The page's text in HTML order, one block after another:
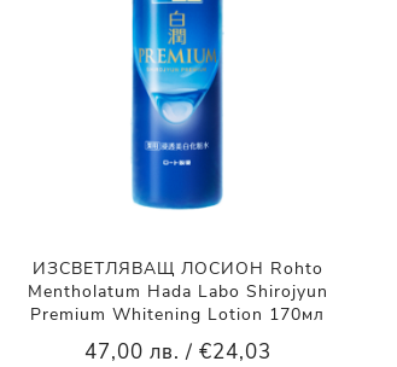
ИЗСВЕТЛЯВАЩ ЛОСИОН Rohto
Mentholatum Hada Labo Shirojyun
Premium Whitening Lotion 170мл
47,00 лв. / €24,03